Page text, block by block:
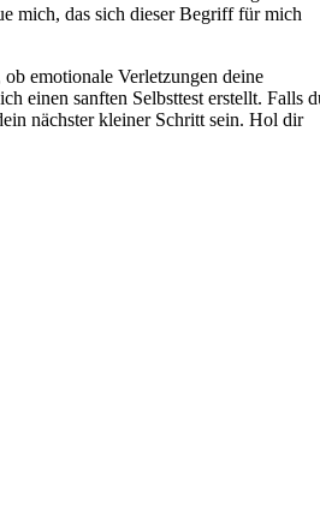
mich, das sich dieser Begriff für mich
emotionale Verletzungen deine
einen sanften Selbsttest erstellt. Falls
nächster kleiner Schritt sein. Hol dir